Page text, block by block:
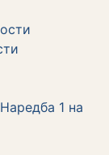
1 на